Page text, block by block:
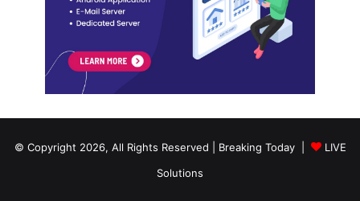
© Copyright 2026, All Rights Reserved | Breaking Today |
LIVE
Solutions